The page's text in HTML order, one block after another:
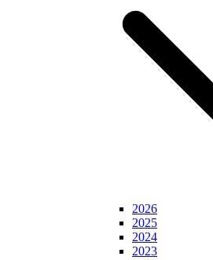
2026
2025
2024
2023